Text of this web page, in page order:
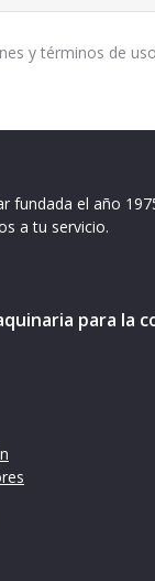
y términos de uso
fundada el año
a tu servicio.
para la